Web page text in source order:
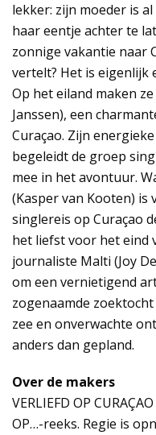
lekker: zijn moeder is
haar eentje achter te
zonnige vakantie naar
vertelt? Het is eigenlijk
Op het eiland maken
Janssen), een
Curaçao. Zijn
begeleidt de groep
mee in het avontuur.
(Kasper van Kooten) is
singlereis op Curaçao
het liefst voor het eind
journaliste Malti (Joy
om een vernietigend
zogenaamde
zee en onverwachte
anders dan gepland.
Over de makers
VERLIEFD OP
OP…-reeks. Regie is